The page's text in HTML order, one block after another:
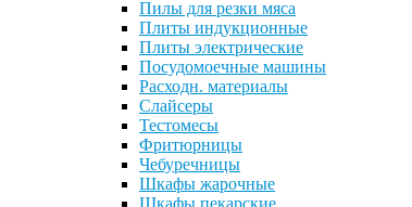
Пилы для резки мяса
Плиты индукционные
Плиты электрические
Посудомоечные машины
Расходн. материалы
Слайсеры
Тестомесы
Фритюрницы
Чебуречницы
Шкафы жарочные
Шкафы пекарские